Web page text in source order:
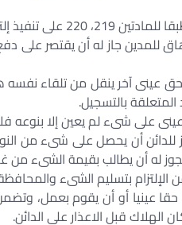
للمدين جاز له أن يقتصر على
أو أى حق عينى آخر ينقل من تلقاء
بالتسجيل.
جاز للدائن أن يحصل على شىء من
له أن يطالب بقيمة الشىء من
الإلتزام بتسليم الشىء
حقا عينيا أو أن يقوم بعمل،
قبل الاعذار على الدائن.